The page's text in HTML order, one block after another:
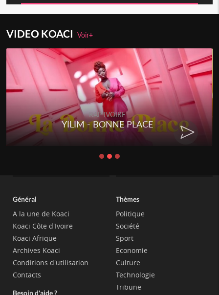
VIDEO KOACIVoir+
RAP IVOIRE
YILIM - BONNE PLACE
Général
A la une de Koaci
Koaci Côte d'Ivoire
Koaci Afrique
Archives Koaci
Conditions d'utilisation
Contacts
Besoin d'aide ?
Thèmes
Politique
Société
Sport
Economie
Culture
Technologie
Tribune